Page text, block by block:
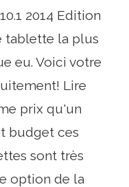
2014 Edition
tablette la plus
eu. Voici votre
Lire
prix qu'un
budget ces
sont très
option de la